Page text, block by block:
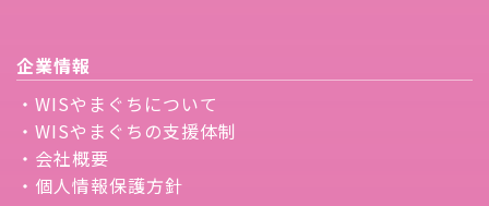
企業情報
・WISやまぐちについて
・WISやまぐちの支援体制
・会社概要
・個人情報保護方針